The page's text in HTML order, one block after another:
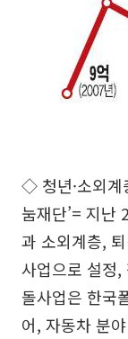
◇ 청년·소외계
눔재단’= 지난
과 소외계층,
사업으로 설정,
돌사업은 한국
어, 자동차 분